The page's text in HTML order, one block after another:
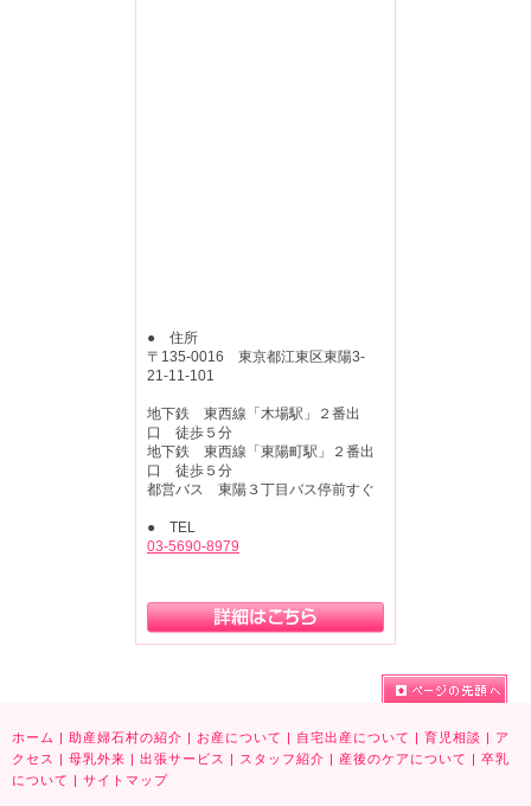
● 住所
〒135-0016 東京都江東区東陽3-
21-11-101
地下鉄 東西線「木場駅」２番出
口 徒歩５分
地下鉄 東西線「東陽町駅」２番出
口 徒歩５分
都営バス 東陽３丁目バス停前すぐ
● TEL
03-5690-8979
ホーム | 助産婦石村の紹介 | お産について | 自宅出産について | 育児相談 | ア
クセス
| 母乳外来 | 出張サービス | スタッフ紹介 | 産後のケアについて | 卒乳
について | サイトマップ